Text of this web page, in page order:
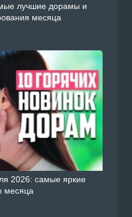
лучшие дорамы и
месяца
2026: самые яркие
месяца